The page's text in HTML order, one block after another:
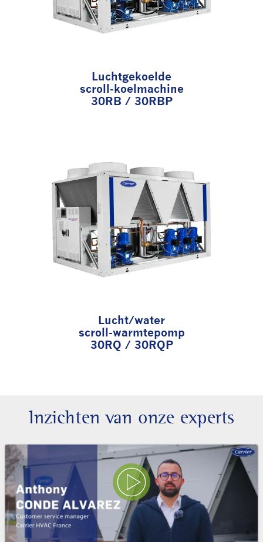
Luchtgekoelde
scroll-koelmachine
30RB / 30RBP
Lucht/water
scroll-warmtepomp
30RQ / 30RQP
Inzichten van onze experts
Play Video